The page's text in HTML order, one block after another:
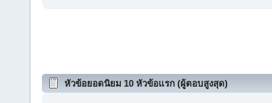
หัวข้อยอดนิยม 10 หัวข้อแรก (ผู้ตอบสูงสุด)